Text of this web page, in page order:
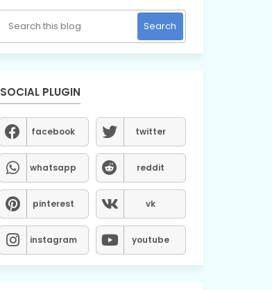
SOCIAL PLUGIN
facebook twitter
whatsapp reddit
pinterest vk
instagram youtube